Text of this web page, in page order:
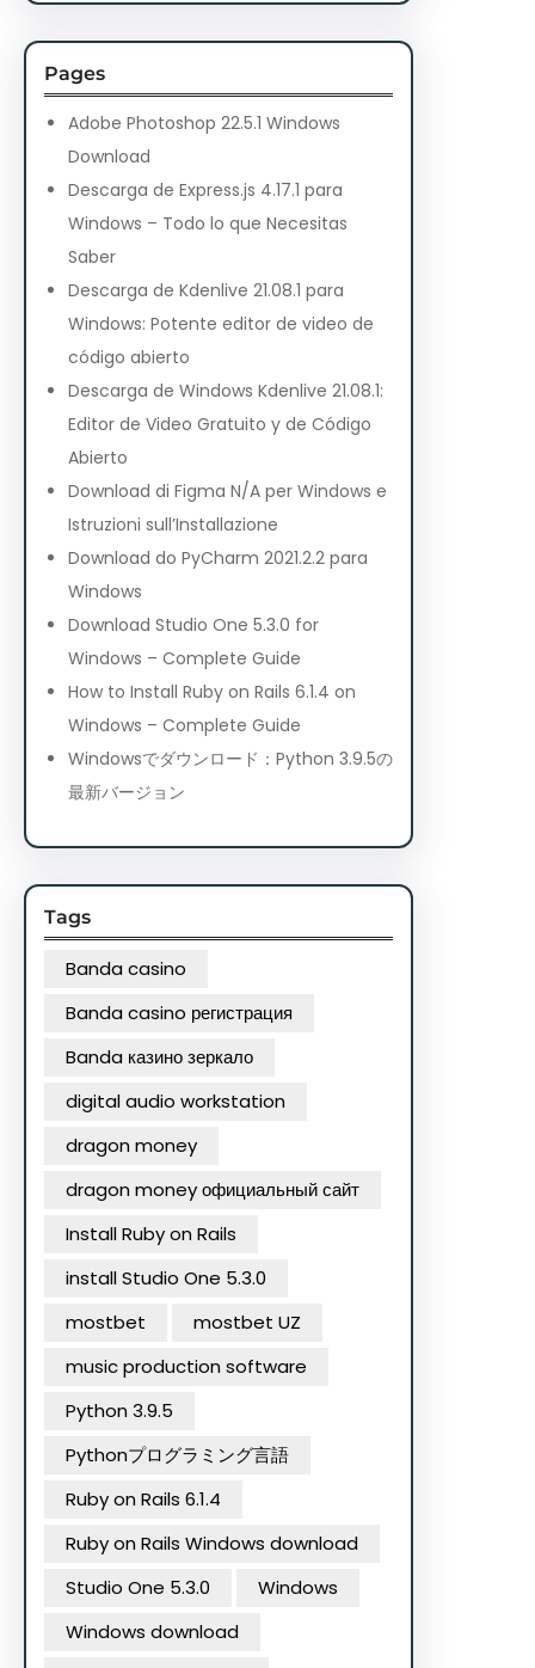
Pages
Adobe Photoshop 22.5.1 Windows
Download
Descarga de Express.js 4.17.1 para
Windows – Todo lo que Necesitas
Saber
Descarga de Kdenlive 21.08.1 para
Windows: Potente editor de video de
código abierto
Descarga de Windows Kdenlive 21.08.1:
Editor de Video Gratuito y de Código
Abierto
Download di Figma N/A per Windows e
Istruzioni sull’Installazione
Download do PyCharm 2021.2.2 para
Windows
Download Studio One 5.3.0 for
Windows – Complete Guide
How to Install Ruby on Rails 6.1.4 on
Windows – Complete Guide
Windowsでダウンロード：Python 3.9.5の
最新バージョン
Tags
Banda casino
Banda casino регистрация
Banda казино зеркало
digital audio workstation
dragon money
dragon money официальный сайт
Install Ruby on Rails
install Studio One 5.3.0
mostbet
mostbet UZ
music production software
Python 3.9.5
Pythonプログラミング言語
Ruby on Rails 6.1.4
Ruby on Rails Windows download
Studio One 5.3.0
Windows
Windows download